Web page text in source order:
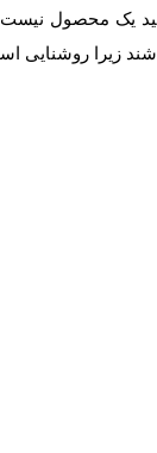
یک محصول
زیرا